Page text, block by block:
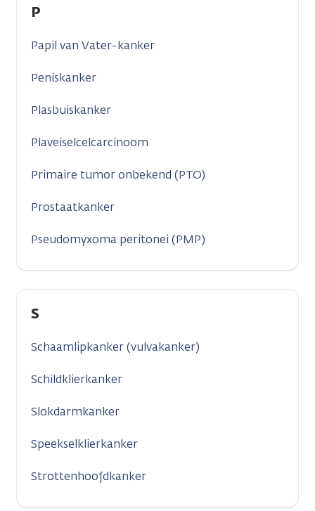
P
Papil van Vater-kanker
Peniskanker
Plasbuiskanker
Plaveiselcelcarcinoom
Primaire tumor onbekend (PTO)
Prostaatkanker
Pseudomyxoma peritonei (PMP)
S
Schaamlipkanker (vulvakanker)
Schildklierkanker
Slokdarmkanker
Speekselklierkanker
Strottenhoofdkanker